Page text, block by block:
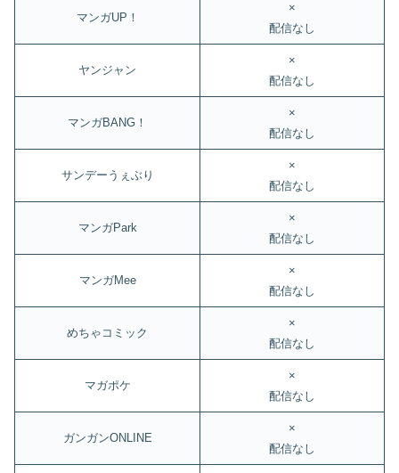
マンガUP！
×
配信なし
ヤンジャン
×
配信なし
マンガBANG！
×
配信なし
サンデーうぇぶり
×
配信なし
マンガPark
×
配信なし
マンガMee
×
配信なし
めちゃコミック
×
配信なし
マガポケ
×
配信なし
ガンガンONLINE
×
配信なし